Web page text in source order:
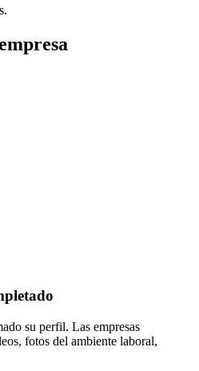
su perfil. Las empresas
fotos del ambiente laboral,